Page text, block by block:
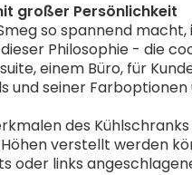
großer Persönlichkeit
so spannend
Philosophie - die
einem Büro, für
und seiner Farboptionen
des
verstellt werden
oder links